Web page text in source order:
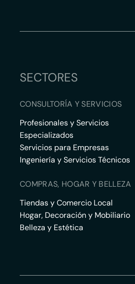
SECTORES
CONSULTORÍA Y SERVICIOS
Profesionales y Servicios
Especializados
Servicios para Empresas
Ingeniería y Servicios Técnicos
COMPRAS, HOGAR Y BELLEZA
Tiendas y Comercio Local
Hogar, Decoración y Mobiliario
Belleza y Estética